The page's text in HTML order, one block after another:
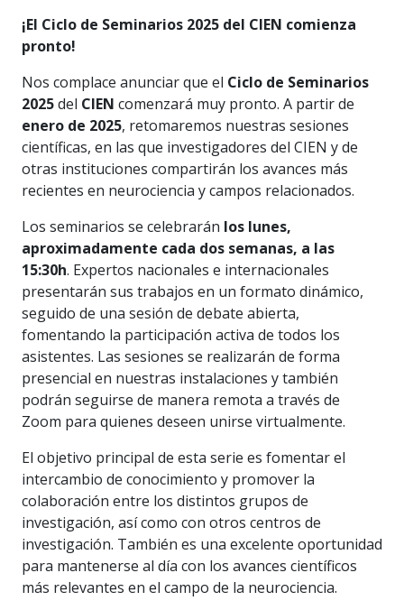
¡El Ciclo de Seminarios 2025 del CIEN comienza
pronto!
Nos complace anunciar que el Ciclo de Seminarios
2025del CIEN comenzará muy pronto. A partir de
enero de 2025, retomaremos nuestras sesiones
científicas, en las que investigadores del CIEN y de
otras instituciones compartirán los avances más
recientes en neurociencia y campos relacionados.
Los seminarios se celebrarán los lunes,
aproximadamente cada dos semanas, a las
15:30h. Expertos nacionales e internacionales
presentarán sus trabajos en un formato dinámico,
seguido de una sesión de debate abierta,
fomentando la participación activa de todos los
asistentes. Las sesiones se realizarán de forma
presencial en nuestras instalaciones y también
podrán seguirse de manera remota a través de
Zoom para quienes deseen unirse virtualmente.
El objetivo principal de esta serie es fomentar el
intercambio de conocimiento y promover la
colaboración entre los distintos grupos de
investigación, así como con otros centros de
investigación. También es una excelente oportunidad
para mantenerse al día con los avances científicos
más relevantes en el campo de la neurociencia.